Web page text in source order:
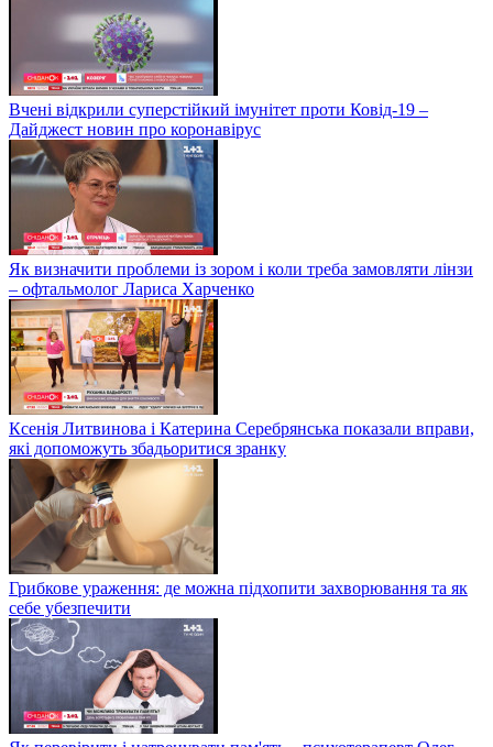
Вчені відкрили суперстійкий імунітет проти Ковід-19 –
Дайджест новин про коронавірус
Як визначити проблеми із зором і коли треба замовляти лінзи
– офтальмолог Лариса Харченко
Ксенія Литвинова і Катерина Серебрянська показали вправи,
які допоможуть збадьоритися зранку
Грибкове ураження: де можна підхопити захворювання та як
себе убезпечити